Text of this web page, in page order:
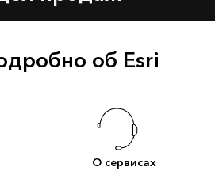
об Esri
О сервисах